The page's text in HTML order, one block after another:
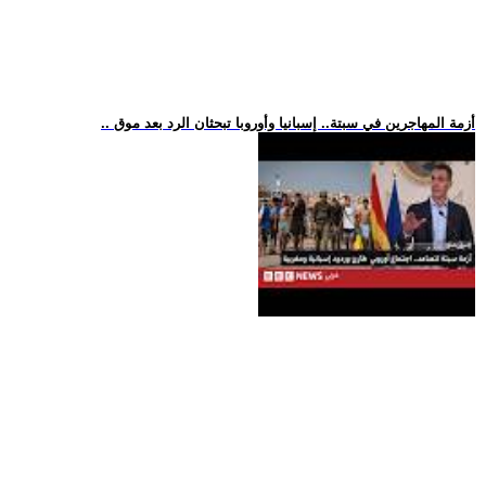
.. أزمة المهاجرين في سبتة.. إسبانيا وأوروبا تبحثان الرد بعد موق